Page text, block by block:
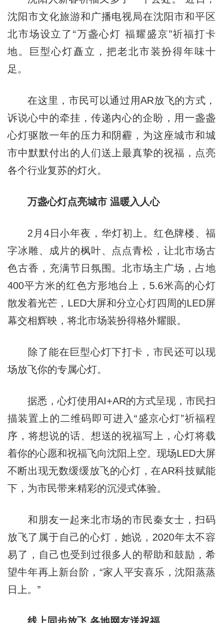
沈阳市文化旅游和广播电视局在沈阳市和平区
北市场设立了“万盏心灯 福耀盛京”祈福打卡
地。巨型心灯矗立，把老北市装扮得年味十
足。
在这里，市民可以通过用AR放飞的方式，
诉说心中的牵挂，传递内心的企盼，用一盏盏
心灯驱散一年的压力和阴霾，为这座城市和城
市中默默付出的人们送上最真挚的祝福，点亮
各个行业复苏的灯火。
万盏心灯点亮城市 温暖入人心
2月4日小年夜，华灯初上。红色牌楼、福
字冰雕、成片的枫叶、点点青松，让北市场古
色古香，充满节日氛围。北市场主广场，占地
400平方米的红色方形地台上，5.6米高的心灯
散发着光芒，LED大屏和分立心灯四周的LED屏
幕交相辉映，将北市场装扮得格外耀眼。
除了能在巨型心灯下打卡，市民还可以现
场放飞你的专属心灯。
据悉，心灯使用AI+AR的方式呈现，市民扫
描装置上的二维码即可进入“盛京心灯”祈福程
序，将想说的话、想送的祝福写上，心灯将载
着你的心愿和祝福飞向沈阳上空。现场LED大屏
不断出现无数缓缓放飞的心灯，在AR科技赋能
下，为市民带来精彩的沉浸式体验。
和朋友一起来北市场的市民秦女士，扫码
放飞了属于自己的心灯，她说，2020年太不容
易了，自己也受到过很多人的帮助和鼓励，希
望牛年再上新台阶，“家人平安喜乐，沈阳蒸蒸
日上。”